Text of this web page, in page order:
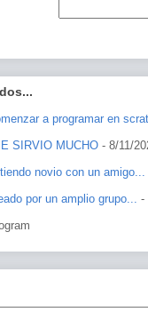
a programar en
SIRVIO MUCHO - 8/11/
novio con un amigo...
por un amplio grupo...
-